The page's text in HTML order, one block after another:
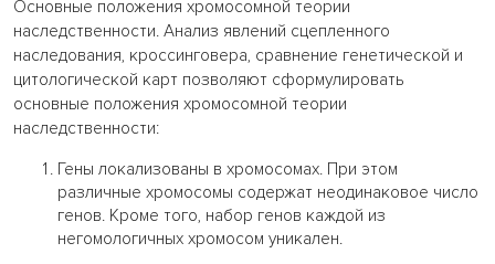
Основные положения хромосомной теории
наследственности. Анализ явлений сцепленного
наследования, кроссинговера, сравнение генетической и
цитологической карт позволяют сформулировать
основные положения хромосомной теории
наследственности:
Гены локализованы в хромосомах. При этом
различные хромосомы содержат неодинаковое число
генов. Кроме того, набор генов каждой из
негомологичных хромосом уникален.